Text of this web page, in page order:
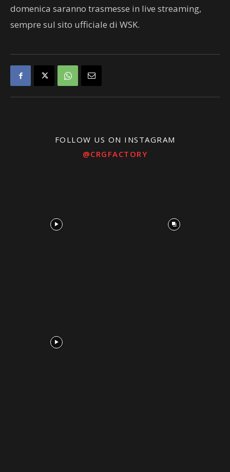
domenica saranno trasmesse in live streaming,
sempre sul sito ufficiale di WSK.
FOLLOW US ON INSTAGRAM
@CRGFACTORY